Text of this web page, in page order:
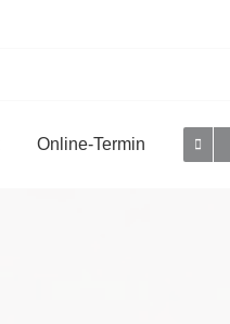
Online-Termin